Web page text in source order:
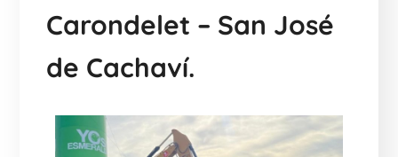
Carondelet – San José
de Cachaví.